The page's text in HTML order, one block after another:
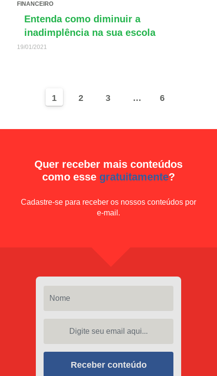
FINANCEIRO
Entenda como diminuir a
inadimplência na sua escola
19/01/2021
1 2 3 … 6
Quer receber mais conteúdos
como esse gratuitamente?
Cadastre-se para receber os nossos conteúdos por
e-mail.
Receber conteúdo